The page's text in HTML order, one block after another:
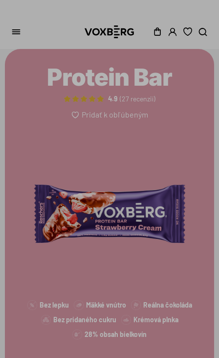
Protein Bar
4.9 27 recenzií
Pridať k obľúbeným
Bez lepku Mäkké vnútro
Reálna čokoláda
Bez pridaného cukru
Krémová plnka
28% obsah bielkovín